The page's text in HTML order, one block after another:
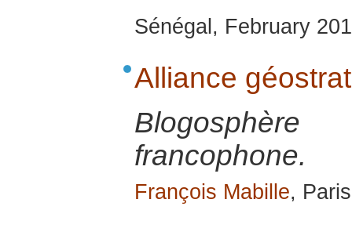
Sénégal, February
Alliance
francophone.
François Mabille,